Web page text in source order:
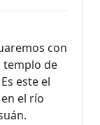
con
templo de
este el
el río